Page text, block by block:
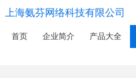
上海氨芬网络科技有限公司
首页 企业简介 产品大全